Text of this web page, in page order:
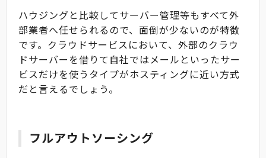
ハウジングと比較してサーバー管理等もすべて外
部業者へ任せられるので、面倒が少ないのが特徴
です。クラウドサービスにおいて、外部のクラウ
ドサーバーを借りて自社ではメールといったサー
ビスだけを使うタイプがホスティングに近い方式
だと言えるでしょう。
フルアウトソーシング